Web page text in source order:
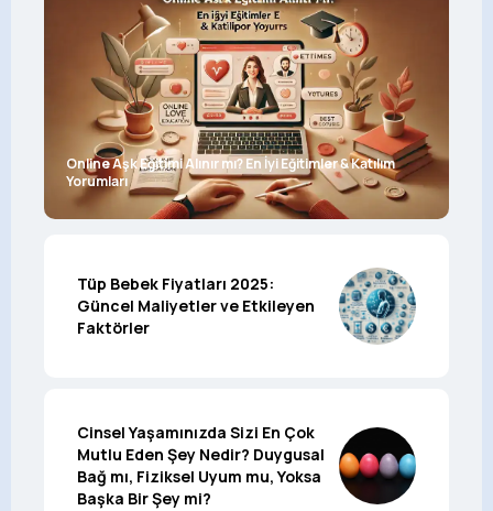
Online Aşk Eğitimi Alınır mı? En İyi Eğitimler & Katılım
Yorumları
Tüp Bebek Fiyatları 2025:
Güncel Maliyetler ve Etkileyen
Faktörler
Cinsel Yaşamınızda Sizi En Çok
Mutlu Eden Şey Nedir? Duygusal
Bağ mı, Fiziksel Uyum mu, Yoksa
Başka Bir Şey mi?